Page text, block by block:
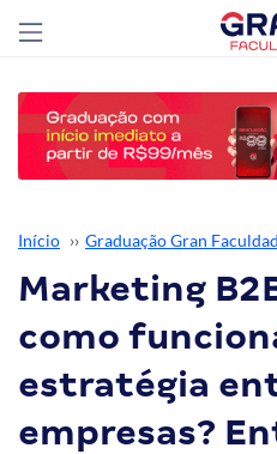
Início ›› Graduação Gran
Marketing
como
estratégia
empresas?